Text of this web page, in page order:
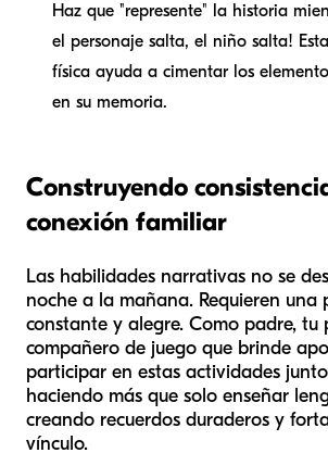
Haz que "represente" la historia
el personaje salta, el niño salta!
física ayuda a cimentar los
en su memoria.
Construyendo
conexión familiar
Las habilidades narrativas no se
noche a la mañana. Requieren una
constante y alegre. Como padre, tu
compañero de juego que brinde
participar en estas actividades
haciendo más que solo enseñar
creando recuerdos duraderos y
vínculo.